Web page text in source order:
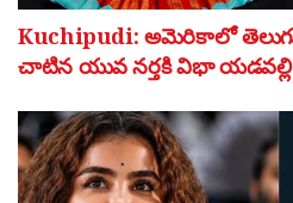
Kuchipudi: అమెరికాలో
చాటిన యువ నర్తకి విభా యడవల్లి